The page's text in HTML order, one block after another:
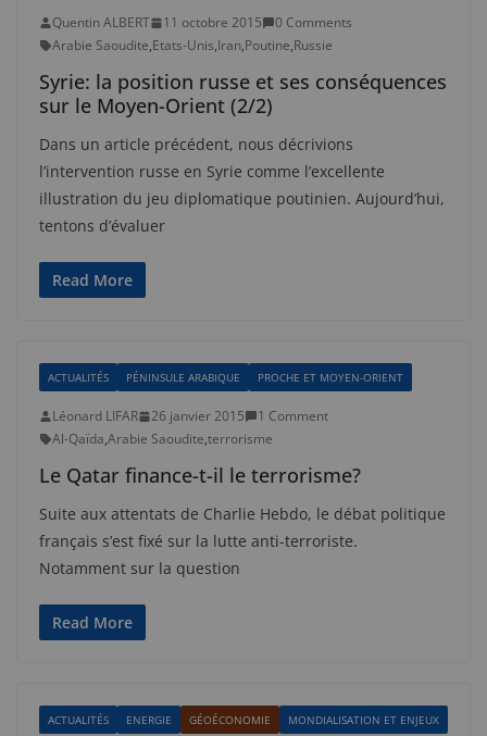
Quentin ALBERT 11 octobre 2015
0 Comments
Arabie Saoudite,Etats-Unis,Iran,Poutine,Russie
Syrie: la position russe et ses conséquences
sur le Moyen-Orient (2/2)
Dans un article précédent, nous décrivions
l’intervention russe en Syrie comme l’excellente
illustration du jeu diplomatique poutinien. Aujourd’hui,
tentons d’évaluer
Read More
ACTUALITÉS PÉNINSULE ARABIQUE PROCHE ET MOYEN-ORIENT
Léonard LIFAR 26 janvier 2015
1 Comment
Al-Qaïda,Arabie Saoudite,terrorisme
Le Qatar finance-t-il le terrorisme?
Suite aux attentats de Charlie Hebdo, le débat politique
français s’est fixé sur la lutte anti-terroriste.
Notamment sur la question
Read More
ACTUALITÉS ENERGIE GÉOÉCONOMIE MONDIALISATION ET ENJEUX